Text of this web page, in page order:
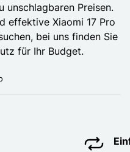
unschlagbaren Preisen.
effektive Xiaomi 17 Pro
bei uns finden Sie
für Ihr Budget.